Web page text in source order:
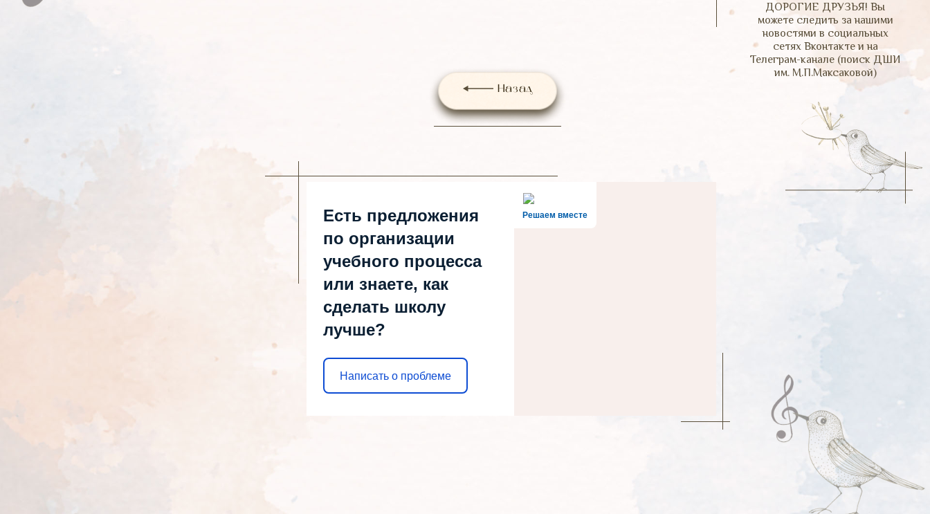
Назад
Решаем вместе
Есть предложения
по организации
учебного процесса
или знаете, как
сделать школу
лучше?
Написать о проблеме
ДОРОГИЕ ДРУЗЬЯ! Вы
можете следить за нашими
новостями в социальных
сетях Вконтакте и на
Телеграм-канале (поиск ДШИ
им. М.П.Максаковой)